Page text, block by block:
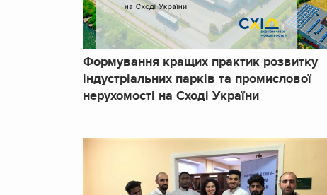
Формування кращих практик розвитку
індустріальних парків та промислової
нерухомості на Сході України